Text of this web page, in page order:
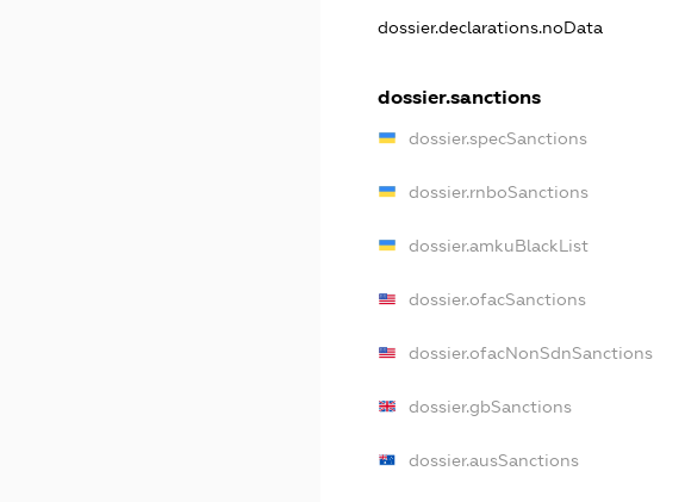
dossier.declarations.noData
dossier.sanctions
dossier.specSanctions
dossier.rnboSanctions
dossier.amkuBlackList
dossier.ofacSanctions
dossier.ofacNonSdnSanctions
dossier.gbSanctions
dossier.ausSanctions